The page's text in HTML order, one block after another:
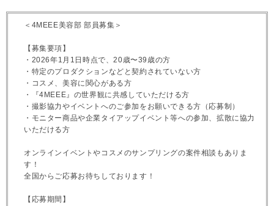
＜4MEEE美容部 部員募集＞
【募集要項】
・2026年1月1日時点で、20歳〜39歳の方
・特定のプロダクションなどと契約されていない方
・コスメ、美容に関心がある方
・『4MEEE』の世界観に共感していただける方
・撮影協力やイベントへのご参加をお願いできる方（応募制）
・モニター商品や企業タイアップイベント等への参加、拡散に協力
いただける方
オンラインイベントやコスメのサンプリングの案件相談もありま
す！
全国からご応募お待ちしております！
【応募期間】